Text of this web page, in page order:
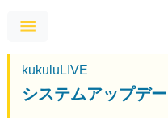
kukuluLIVE
システムアップデ